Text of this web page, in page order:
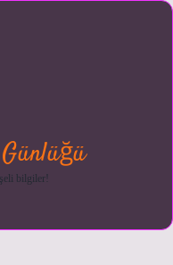
bilgiler!